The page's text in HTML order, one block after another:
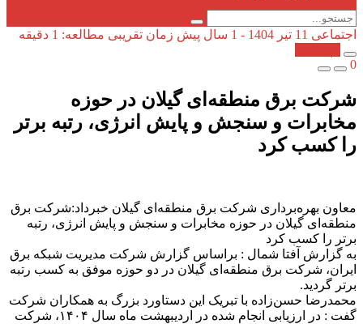
اجتماعی 11 تیر 1404 - 1 سال پیش
زمان تقریبی مطالعه: 1 دقیقه
0
شركت برق منطقه‌ای گیلان در حوزه
مخابرات و سنجش و پایش انرژی، رتبه برتر
را كسب كرد
معاون بهره‌برداری شرکت برق منطقه‌ای گیلان خبرداد:شركت برق
منطقه‌ای گیلان در حوزه مخابرات و سنجش و پایش انرژی، رتبه
برتر را كسب كرد
به گزارش آفتا شمال : براساس گزارش شرکت مدیریت شبکه برق
ایران، شرکت برق منطقه‌ای گیلان در دو حوزه موفق به کسب رتبه
برتر گردید.
محمدرضا حسن‌زاده با تبریک این دستاورد بزرگ به همکاران شرکت
گفت : در ارزیابی انجام شده در اردیبهشت ماه سال ۱۴۰۴، شرکت